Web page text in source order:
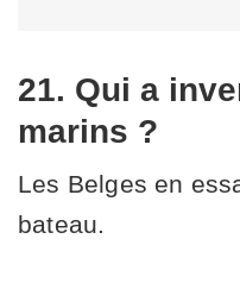
21. Qui a
marins ?
Les Belges en
bateau.